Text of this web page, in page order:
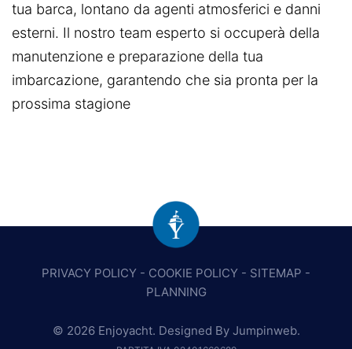
tua barca, lontano da agenti atmosferici e danni
esterni. Il nostro team esperto si occuperà della
manutenzione e preparazione della tua
imbarcazione, garantendo che sia pronta per la
prossima stagione
PRIVACY POLICY - COOKIE POLICY - SITEMAP -
PLANNING
© 2026 Enjoyacht. Designed By Jumpinweb.